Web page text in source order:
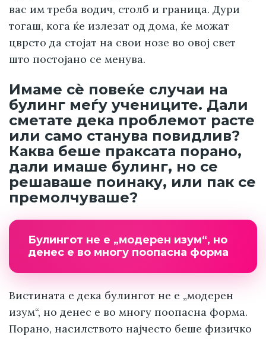
вас им треба водич, столб и граница. Дури
тогаш, кога ќе излезат од дома, ќе можат
цврсто да стојат на свои нозе во овој свет
што постојано се менува.
Имаме сè повеќе случаи на
булинг меѓу учениците. Дали
сметате дека проблемот расте
или само станува повидлив?
Каква беше праксата порано,
дали имаше булинг, но се
решаваше поинаку, или пак се
премолчуваше?
Булингот не е „модерен изум“, но
денес е во многу поопасна форма
Вистината е дека булингот не е „модерен
изум“, но денес е во многу поопасна форма.
Порано, насилството најчесто беше физичко